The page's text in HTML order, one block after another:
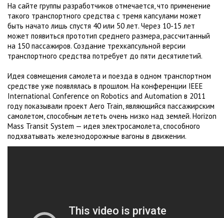
На сайте группы разработчиков отмечается, что применение
такого транспортного средства с тремя капсулами может
быть начато лишь спустя 40 или 50 лет. Через 10-15 лет
может появиться прототип среднего размера, рассчитанный
на 150 пассажиров. Создание трехкапсульной версии
транспортного средства потребует до пяти десятилетий.
Идея совмещения самолета и поезда в одном транспортном
средстве уже появлялась в прошлом. На конференции IEEE
International Conference on Robotics and Automation в 2011
году показывали проект Aero Train, являющийся пассажирским
самолетом, способным лететь очень низко над землей. Horizon
Mass Transit System — идея электросамолета, способного
подхватывать железнодорожные вагоны в движении.